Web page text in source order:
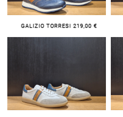
GALIZIO TORRESI 219,00 €